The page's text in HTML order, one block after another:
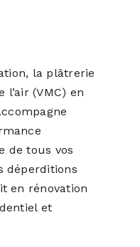
la plâtrerie
(VMC) en
de tous vos
déperditions
en rénovation
et